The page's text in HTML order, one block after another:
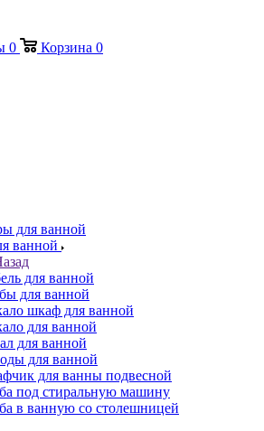
0 Корзина 0
для ванной
ванной
для ванной
для ванной
шкаф для ванной
для ванной
для ванной
для ванной
для ванны подвесной
под стиральную машину
в ванную со столешницей